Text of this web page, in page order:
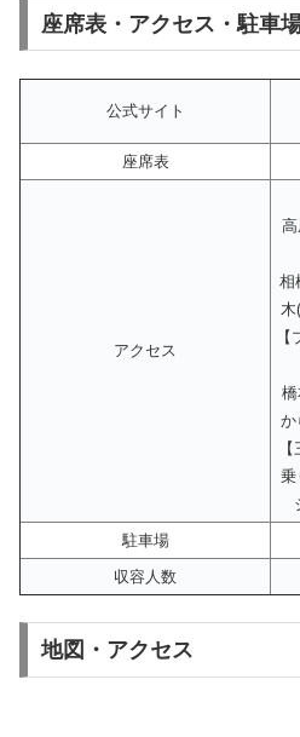
座席表・アクセス・駐車
公式サイト
座席表
アクセス
相
木
か
乗
駐車場
収容人数
地図・アクセス